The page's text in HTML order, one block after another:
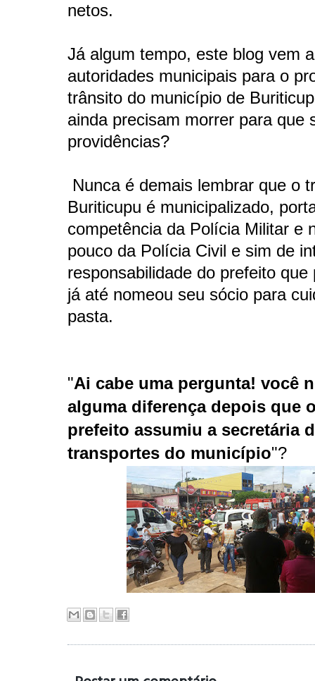
netos.
Já algum tempo, este blog vem
autoridades municipais para o
trânsito do município de
ainda precisam morrer para que
providências?
Nunca é demais lembrar que o
Buriticupu é municipalizado,
competência da Polícia Militar e
pouco da Polícia Civil e sim de
responsabilidade do prefeito que
já até nomeou seu sócio para
pasta.
"Ai cabe uma pergunta! você
alguma diferença depois que
prefeito assumiu a secretária
transportes do município"?